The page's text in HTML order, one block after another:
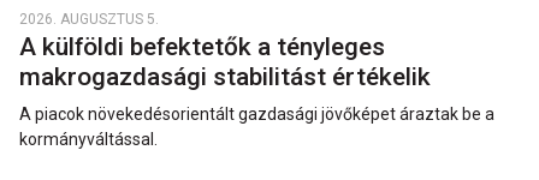
2026. AUGUSZTUS 5.
A külföldi befektetők a tényleges
makrogazdasági stabilitást értékelik
A piacok növekedésorientált gazdasági jövőképet áraztak be a
kormányváltással.